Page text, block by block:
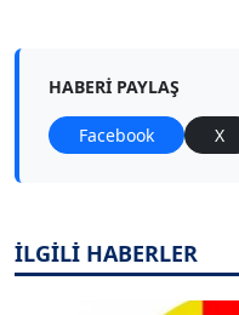
HABERI PAYLAŞ
Facebook X
İLGİLİ HABERLER